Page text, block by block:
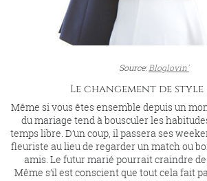
Source:Bloglovin'
Le changement de style
Même si vous êtes ensemble depuis un
du mariage tend à bousculer les
temps libre. D’un coup, il passera ses
fleuriste au lieu de regarder un match ou
amis. Le futur marié pourrait craindre
Même s’il est conscient que tout cela fait